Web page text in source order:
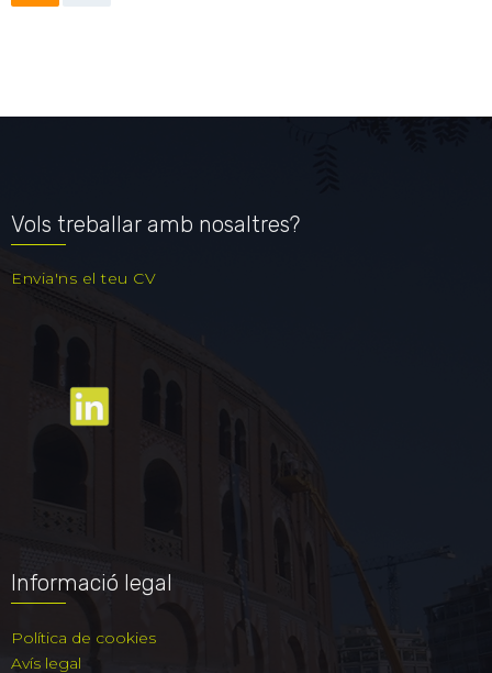
Vols treballar amb nosaltres?
Envia'ns el teu CV
Informació legal
Política de cookies
Avís legal